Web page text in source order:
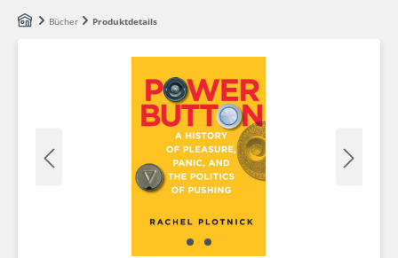
Zum Hauptinhalt springen
Bücher Produktdetails